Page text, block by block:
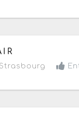
vendredi 28 août
Strasbourg